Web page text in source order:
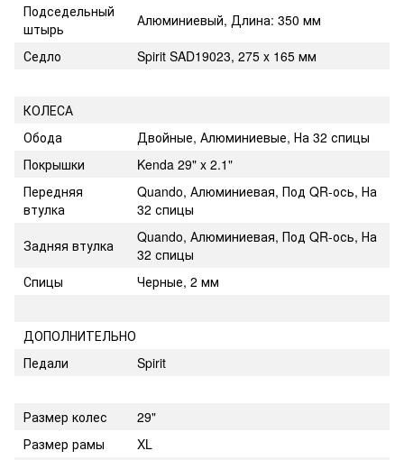
Подседельный
штырь
Алюминиевый, Длина: 350 мм
Седло
Spirit SAD19023, 275 x 165 мм
КОЛЕСА
Обода
Двойные, Алюминиевые, На 32 спицы
Покрышки
Kenda 29" x 2.1"
Передняя
втулка
Quando, Алюминиевая, Под QR-ось, На
32 спицы
Задняя втулка
Quando, Алюминиевая, Под QR-ось, На
32 спицы
Спицы
Черные, 2 мм
ДОПОЛНИТЕЛЬНО
Педали
Spirit
Размер колес
29"
Размер рамы
XL